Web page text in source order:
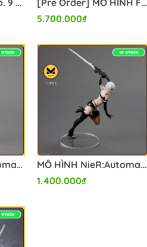
5.700.000₫
MÔ HÌNH NieR:Automata FORM-ISM 9S (YoRHa No.9 Type S) -Goggles OFF Ver.-(Square Enix) FIGURE CHÍNH HÃNG
MÔ HÌNH NieR:Automata FORM-ISM A2 (YoRHa Model A No. 2) -Short Hair Ver.-(Square Enix) FIGURE CHÍNH HÃNG
1.400.000₫